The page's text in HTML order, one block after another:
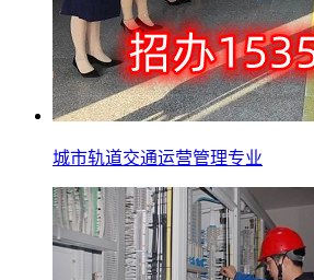
城市轨道交通运营管理专业